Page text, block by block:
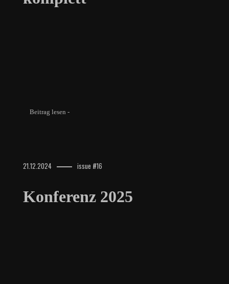
Beitrag lesen -
21.12.2024 issue #16
Konferenz 2025